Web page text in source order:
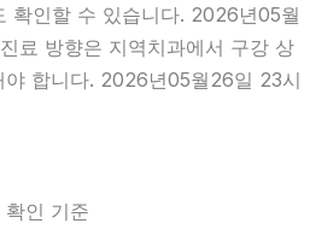
확인할 수 있습니다. 2026년05월
료 방향은 지역치과에서 구강 상
합니다. 2026년05월26일 23시
인 기준